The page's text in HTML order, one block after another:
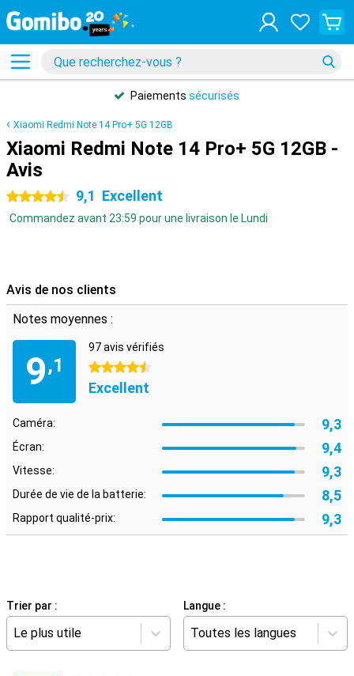
Paiements sécurisés
Xiaomi Redmi Note 14 Pro+ 5G 12GB
Xiaomi Redmi Note 14 Pro+ 5G 12GB -
Avis
4.5 étoiles 9,1 Excellent
Commandez avant 23:59 pour une livraison le Lundi
Avis de nos clients
Notes moyennes :
9,1
97 avis vérifiés
4.5 étoiles
Excellent
Caméra: 9,3
Écran: 9,4
Vitesse: 9,3
Durée de vie de la batterie: 8,5
Rapport qualité-prix: 9,3
Trier par :
Le plus utile
Langue :
Toutes les langues